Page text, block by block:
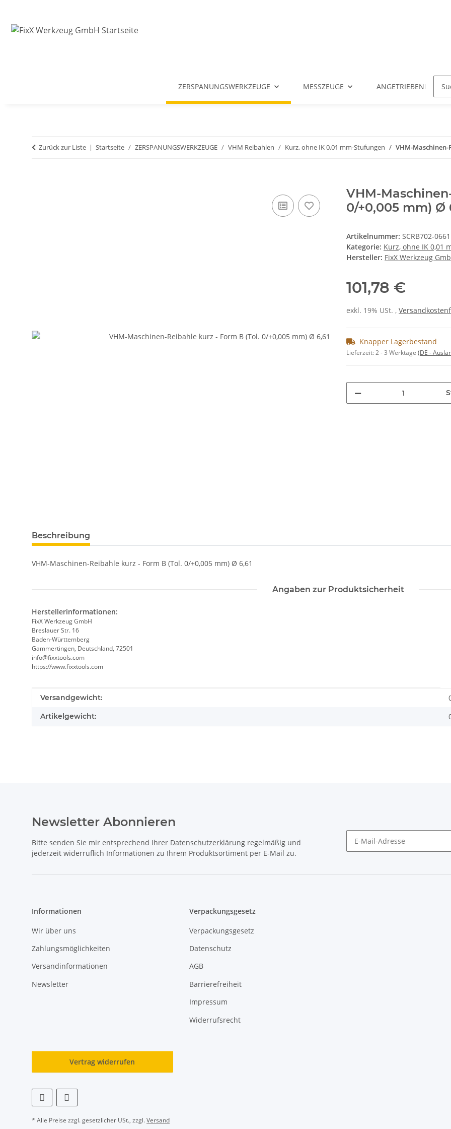
ZERSPANUNGSWERKZEUGE MESSZEUGE ANGETRIEBENE
Zurück zur Liste Startseite ZERSPANUNGSWERKZEUGE VHM Reibahlen Kurz, ohne IK 0,01 mm-Stufungen VHM-Maschinen-
VHM-
0/+0,005 mm) Ø
Artikelnummer: SCRB702-0661
Kategorie: Kurz, ohne IK 0,01
Hersteller: FixX Werkzeug
101,78 €
exkl. 19% USt. ,
Knapper Lagerbestand
Lieferzeit:2 - 3 Werktage (DE -
weitere Registerkarten anzeigen
Beschreibung
VHM-Maschinen-Reibahle kurz - Form B (Tol. 0/+0,005 mm) Ø 6,61
Angaben zur Produktsicherheit
Herstellerinformationen:
FixX Werkzeug GmbH
Breslauer Str. 16
Baden-Württemberg
Gammertingen, Deutschland, 72501
info@fixxtools.com
https://www.fixxtools.com
Produkteigenschaft
Wert
Versandgewicht:
Artikelgewicht:
Newsletter Abonnieren
Bitte senden Sie mir entsprechend Ihrer Datenschutzerklärung regelmäßig und
jederzeit widerruflich Informationen zu Ihrem Produktsortiment per E-Mail zu.
Informationen
Wir über uns
Zahlungsmöglichkeiten
Versandinformationen
Newsletter
Verpackungsgesetz
Verpackungsgesetz
Datenschutz
AGB
Barrierefreiheit
Impressum
Widerrufsrecht
Vertrag widerrufen
* Alle Preise zzgl. gesetzlicher USt., zzgl.Versand